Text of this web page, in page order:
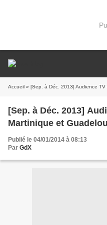
Accueil » [Sep. à Déc. 2013] Audience
[Sep. à Déc. 2013]
Martinique et
Publié le 04/01/2014 à 08:13
Par GdX